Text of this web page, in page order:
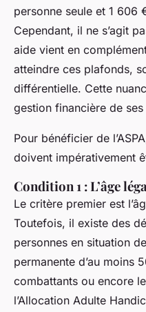
personne seule et 1 606
Cependant, il ne s’agit
aide vient en
atteindre ces plafonds,
différentielle. Cette
gestion financière de
Pour bénéficier de
doivent impérativement
Condition 1 : L’âge
Le critère premier est
Toutefois, il existe des
personnes en situation
permanente d’au moins
combattants ou encore
l’Allocation Adulte